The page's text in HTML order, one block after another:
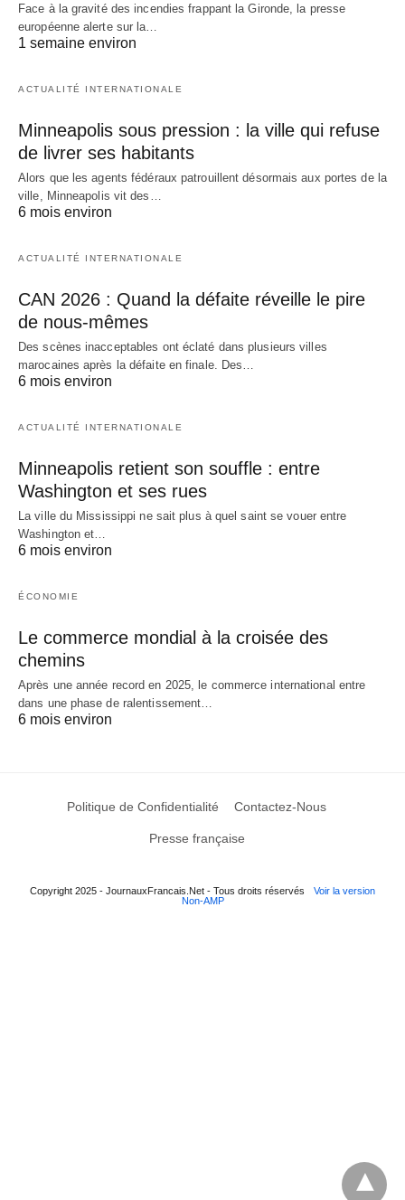
Face à la gravité des incendies frappant la Gironde, la presse
européenne alerte sur la…
1 semaine environ
ACTUALITÉ INTERNATIONALE
Minneapolis sous pression : la ville qui refuse
de livrer ses habitants
Alors que les agents fédéraux patrouillent désormais aux portes de la
ville, Minneapolis vit des…
6 mois environ
ACTUALITÉ INTERNATIONALE
CAN 2026 : Quand la défaite réveille le pire
de nous-mêmes
Des scènes inacceptables ont éclaté dans plusieurs villes
marocaines après la défaite en finale. Des…
6 mois environ
ACTUALITÉ INTERNATIONALE
Minneapolis retient son souffle : entre
Washington et ses rues
La ville du Mississippi ne sait plus à quel saint se vouer entre
Washington et…
6 mois environ
ÉCONOMIE
Le commerce mondial à la croisée des
chemins
Après une année record en 2025, le commerce international entre
dans une phase de ralentissement…
6 mois environ
Politique de Confidentialité Contactez-Nous
Presse française
Copyright 2025 - JournauxFrancais.Net - Tous droits réservés
Voir la version
Non-AMP